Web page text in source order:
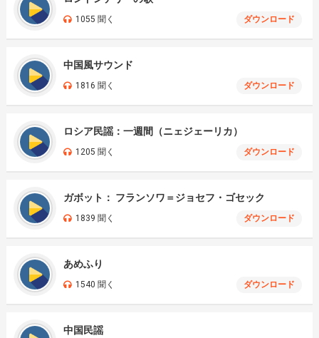
1055 聞く ダウンロード
中国風サウンド
1816 聞く ダウンロード
ロシア民謡：一週間（ニェジェーリカ）
1205 聞く ダウンロード
ガボット： フランソワ＝ジョセフ・ゴセック
1839 聞く ダウンロード
あめふり
1540 聞く ダウンロード
中国民謡